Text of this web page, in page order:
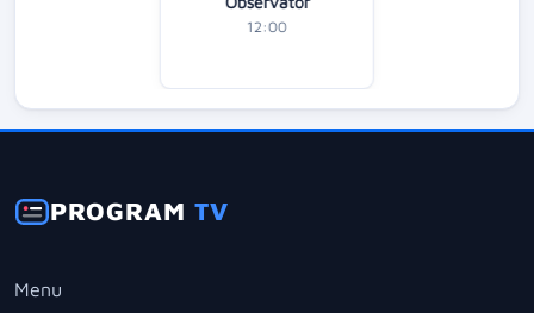
12:00
PROGRAMTV
Menu